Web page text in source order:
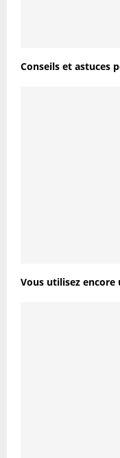
Conseils et astuces
Vous utilisez encore